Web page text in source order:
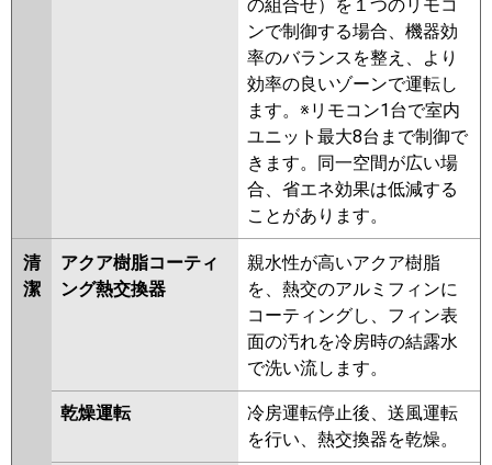
P63F6SH PA-P63F6SHN
の組合せ）を１つのリモコ
ンで制御する場合、機器効
率のバランスを整え、より
効率の良いゾーンで運転し
ます。※リモコン1台で室内
ユニット最大8台まで制御で
きます。同一空間が広い場
合、省エネ効果は低減する
ことがあります。
清
潔
アクア樹脂コーティ
ング熱交換器
親水性が高いアクア樹脂
を、熱交のアルミフィンに
コーティングし、フィン表
面の汚れを冷房時の結露水
で洗い流します。
乾燥運転
冷房運転停止後、送風運転
を行い、熱交換器を乾燥。